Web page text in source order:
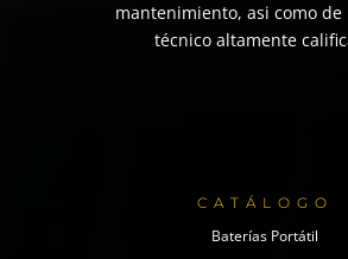
mantenimiento, asi como de
técnico altamente
CATÁLOGO
Baterías Portátil